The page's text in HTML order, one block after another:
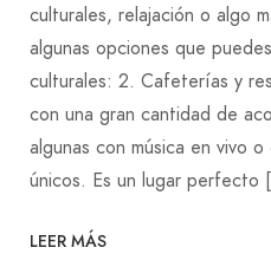
culturales, relajación o algo
algunas opciones que
culturales: 2. Cafeterías y
con una gran cantidad de
algunas con música en vivo
únicos. Es un lugar perfecto
LEER MÁS